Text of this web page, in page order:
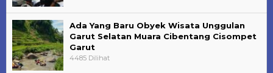
Ada Yang Baru Obyek Wisata Unggulan
Garut Selatan Muara Cibentang Cisompet
Garut
4485 Dilihat